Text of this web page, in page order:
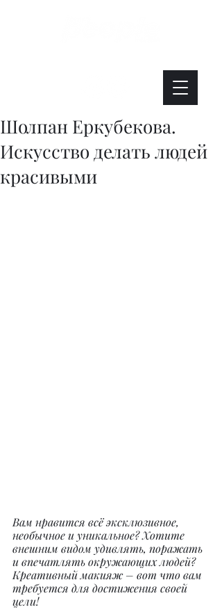
Шолпан Еркубекова.
Искусство делать людей
красивыми
Вам нравится всё эксклюзивное,
необычное и уникальное? Хотите
внешним видом удивлять, поражать
и впечатлять окружающих людей?
Креативный макияж – вот что вам
требуется для достижения своей
цели!